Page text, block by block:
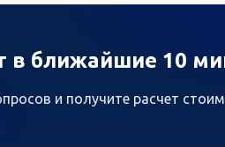
в ближайшие 10
и получите расчет